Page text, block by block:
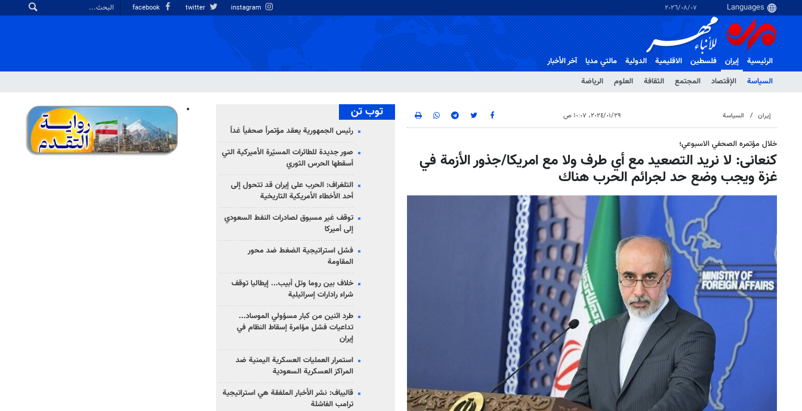
٠٧‏/٠٨‏/٢٠٢٦
الرئيسية
إيران
السياسة
الإقتصاد المجتمع الثقافة العلوم الرياضة
فلسطین الاقلیمیة الدولية مالتي مدیا آخر الأخبار
إيران السياسة ٢٩‏/٠١‏/٢٠٢٤، ١٠:٠٧ ص
خلال مؤتمره الصحفي الاسبوعي؛
کنعانی: لا نريد التصعيد مع أي طرف ولا مع امريكا/جذور الأزمة في
غزة ويجب وضع حد لجرائم الحرب هناك
توب تن
رئيس الجمهورية يعقد مؤتمراً صحفياً غداً
صور جديدة للطائرات المسيّرة الأميركية التي
أسقطها الحرس الثوري
التلغراف: الحرب على إيران قد تتحول إلى
أحد الأخطاء الأمريكية التاريخية
توقف غير مسبوق لصادرات النفط السعودي
إلى أميركا
فشل استراتيجية الضغط ضد محور
المقاومة
خلاف بين روما وتل أبيب... إيطاليا توقف
شراء رادارات إسرائيلية
طرد اثنين من كبار مسؤولي الموساد...
تداعيات فشل مؤامرة إسقاط النظام في
إيران
استمرار العمليات العسكرية اليمنية ضد
المراكز العسكرية السعودية
قاليباف: نشر الأخبار الملفقة هي استراتيجية
ترامب الفاشلة